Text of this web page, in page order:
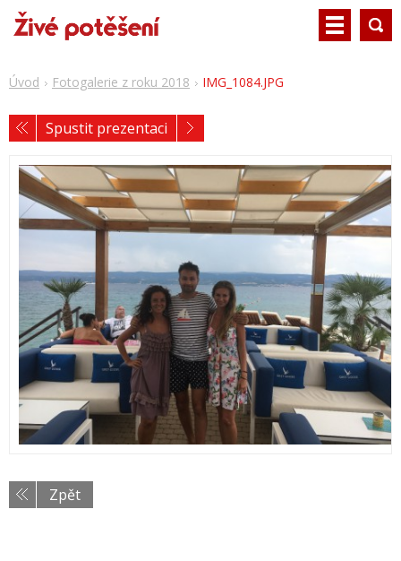
Úvod Fotogalerie z roku 2018 IMG_1084.JPG
Spustit prezentaci
Zpět